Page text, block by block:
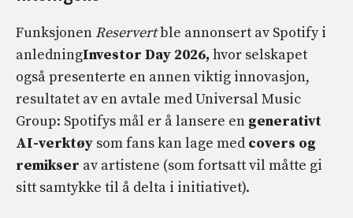
Funksjonen Reservertble annonsert av Spotify i
anledningInvestor Day 2026, hvor selskapet
også presenterte en annen viktig innovasjon,
resultatet av en avtale med Universal Music
Group: Spotifys mål er å lansere en generativt
AI-verktøy som fans kan lage med covers og
remikser av artistene (som fortsatt vil måtte gi
sitt samtykke til å delta i initiativet).